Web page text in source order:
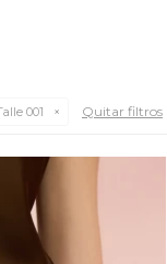
001 Quitar filtros